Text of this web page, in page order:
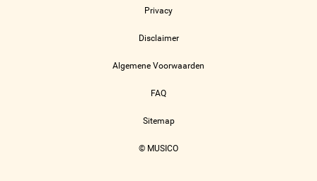
Privacy
Disclaimer
Algemene Voorwaarden
FAQ
Sitemap
© MUSICO